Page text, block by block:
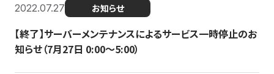
2022.07.27 お知らせ
【終了】サーバーメンテナンスによるサービス一時停止のお
知らせ（7月27日 0:00〜5:00）